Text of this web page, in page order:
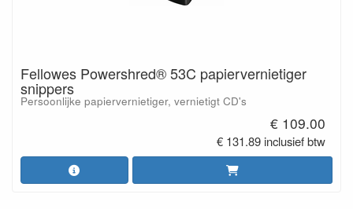
Fellowes Powershred® 53C papiervernietiger
snippers
Persoonlijke papiervernietiger, vernietigt CD's
€ 109.00
€ 131.89 inclusief btw